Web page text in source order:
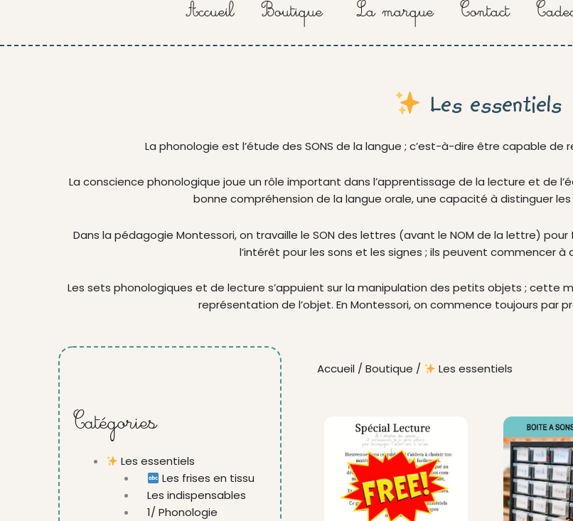
Accueil Boutique La marque Contact
Les essentiels
La phonologie est l’étude des SONS de la langue ; c’est-à-dire être capable
La conscience phonologique joue un rôle important dans l’apprentissage de la lecture et de
bonne compréhension de la langue orale, une capacité à distinguer
Dans la pédagogie Montessori, on travaille le SON des lettres (avant le NOM de la lettre)
l’intérêt pour les sons et les signes ; ils peuvent commencer
Les sets phonologiques et de lecture s’appuient sur la manipulation des petits objets ; cette
représentation de l’objet. En Montessori, on commence toujours par
Catégories
Les essentiels
Les frises en tissu
Les indispensables
1/ Phonologie
Accueil / Boutique / Les essentiels